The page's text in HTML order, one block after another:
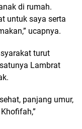
di rumah.
untuk saya serta
ucapnya.
turut
Lambrat
panjang umur,